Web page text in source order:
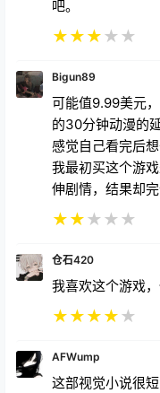
吧。
★★★★ ★
Bigun89
可能值9.99美元
的30分钟动漫的
感觉自己看完后
我最初买这个游
伸剧情，结果却完
★★★ ★ ★
仓石420
我喜欢这个游戏
★★★★★
AFWump
这部视觉小说很